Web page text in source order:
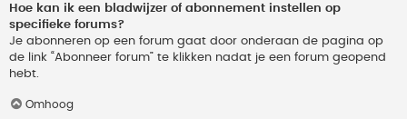
Hoe kan ik een bladwijzer of abonnement instellen op
specifieke forums?
Je abonneren op een forum gaat door onderaan de pagina op
de link “Abonneer forum” te klikken nadat je een forum geopend
hebt.
Omhoog